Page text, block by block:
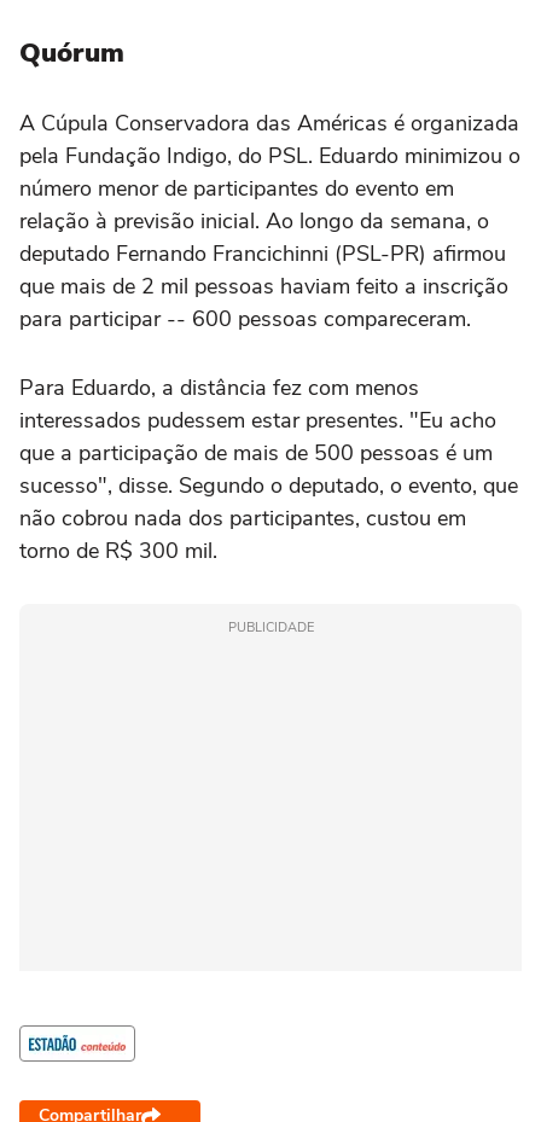
Quórum
A Cúpula Conservadora das Américas é organizada
pela Fundação Indigo, do PSL. Eduardo minimizou o
número menor de participantes do evento em
relação à previsão inicial. Ao longo da semana, o
deputado Fernando Francichinni (PSL-PR) afirmou
que mais de 2 mil pessoas haviam feito a inscrição
para participar -- 600 pessoas compareceram.
Para Eduardo, a distância fez com menos
interessados pudessem estar presentes. "Eu acho
que a participação de mais de 500 pessoas é um
sucesso", disse. Segundo o deputado, o evento, que
não cobrou nada dos participantes, custou em
torno de R$ 300 mil.
PUBLICIDADE
Compartilhar